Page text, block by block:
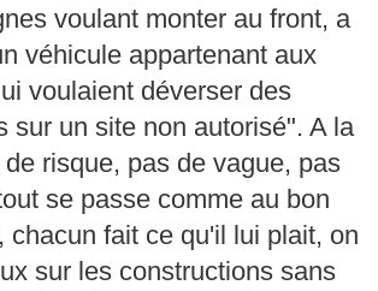
voulant monter au front, a
véhicule appartenant aux
voulaient déverser des
sur un site non autorisé". A la
risque, pas de vague, pas
se passe comme au bon
chacun fait ce qu'il lui plait, on
sur les constructions sans